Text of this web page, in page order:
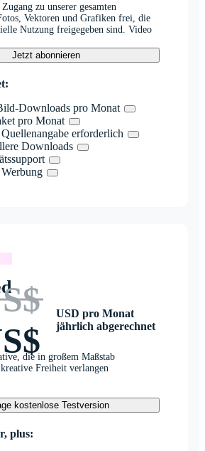
zu unserer gesamten
Vektoren und Grafiken frei, die
Nutzung freigegeben sind. Video
Jetzt abonnieren
Downloads pro Monat
pro Monat
erforderlich
Downloads
USD pro Monat
jährlich abgerechnet
die in großem Maßstab
Freiheit verlangen
kostenlose Testversion
plus: